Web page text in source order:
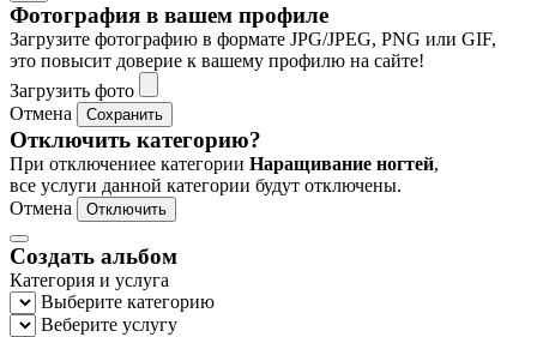
Фотография в вашем профиле
Загрузите фотографию в формате JPG/JPEG, PNG или GIF,
это повысит доверие к вашему профилю на сайте!
Загрузить фото
Отмена
Сохранить
Отключить категорию?
При отключениее категории Наращивание ногтей,
все услуги данной категории будут отключены.
Отмена
Отключить
Создать альбом
Категория и услуга
Выберите категорию
Веберите услугу